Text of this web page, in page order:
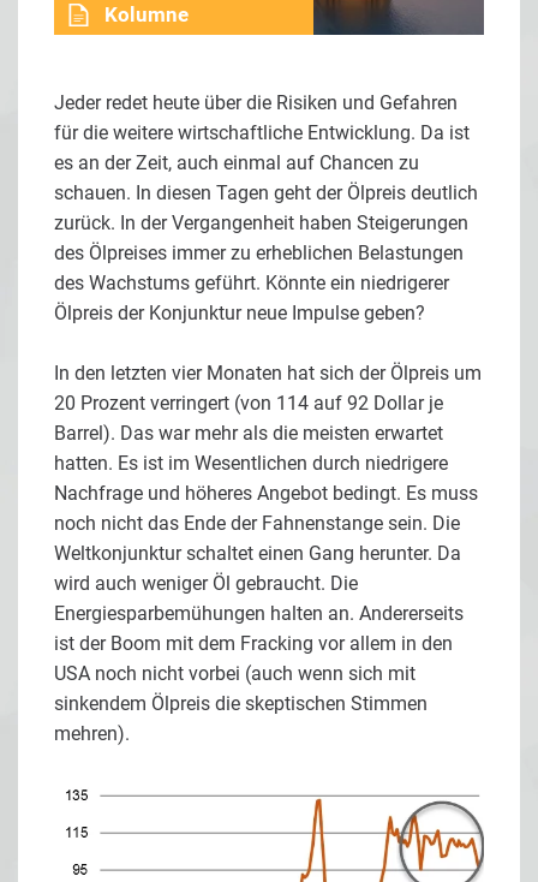
Kolumne
Jeder redet heute über die Risiken und Gefahren
für die weitere wirtschaftliche Entwicklung. Da ist
es an der Zeit, auch einmal auf Chancen zu
schauen. In diesen Tagen geht der Ölpreis deutlich
zurück. In der Vergangenheit haben Steigerungen
des Ölpreises immer zu erheblichen Belastungen
des Wachstums geführt. Könnte ein niedrigerer
Ölpreis der Konjunktur neue Impulse geben?
In den letzten vier Monaten hat sich der Ölpreis um
20 Prozent verringert (von 114 auf 92 Dollar je
Barrel). Das war mehr als die meisten erwartet
hatten. Es ist im Wesentlichen durch niedrigere
Nachfrage und höheres Angebot bedingt. Es muss
noch nicht das Ende der Fahnenstange sein. Die
Weltkonjunktur schaltet einen Gang herunter. Da
wird auch weniger Öl gebraucht. Die
Energiesparbemühungen halten an. Andererseits
ist der Boom mit dem Fracking vor allem in den
USA noch nicht vorbei (auch wenn sich mit
sinkendem Ölpreis die skeptischen Stimmen
mehren).